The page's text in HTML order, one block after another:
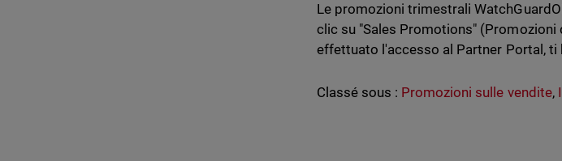
Le promozioni trimestrali
clic su "Sales Promotions" (Promozioni
effettuato l'accesso al Partner Portal, ti
Classé sous : Promozioni sulle vendite,